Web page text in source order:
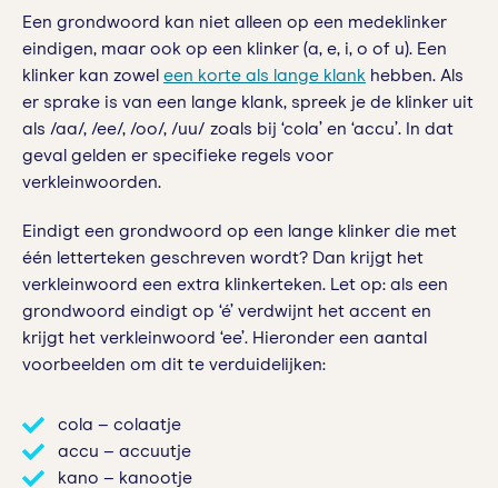
Een grondwoord kan niet alleen op een medeklinker
eindigen, maar ook op een klinker (a, e, i, o of u). Een
klinker kan zowel een korte als lange klank hebben. Als
er sprake is van een lange klank, spreek je de klinker uit
als /aa/, /ee/, /oo/, /uu/ zoals bij ‘cola’ en ‘accu’. In dat
geval gelden er specifieke regels voor
verkleinwoorden.
Eindigt een grondwoord op een lange klinker die met
één letterteken geschreven wordt? Dan krijgt het
verkleinwoord een extra klinkerteken. Let op: als een
grondwoord eindigt op ‘é’ verdwijnt het accent en
krijgt het verkleinwoord ‘ee’. Hieronder een aantal
voorbeelden om dit te verduidelijken:
cola – colaatje
accu – accuutje
kano – kanootje